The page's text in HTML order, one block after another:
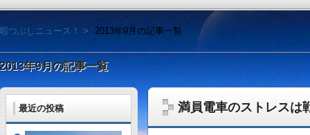
2013年9月の記事一覧
満員電車のストレスは
最近の投稿
暇つぶしニュース！ 2013年9月の記事一覧
暇つぶしニュース！
毎日面白い話題をピッ